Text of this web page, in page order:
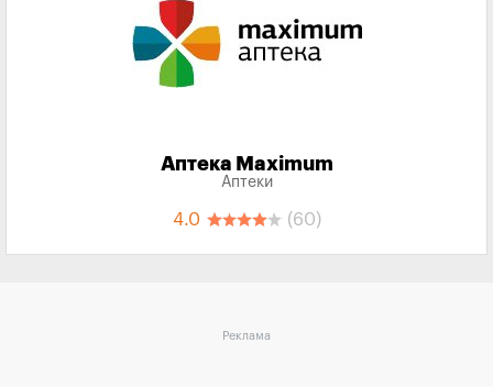
Аптека Maximum
Аптеки
4.0 (60)
Реклама